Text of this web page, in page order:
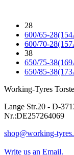
28
600/65-
600/70-
38
650/75-
650/85-
Working-Tyres
Lange Str.20 - D-
Nr.:DE257264069
shop@working-
Write us an Email.